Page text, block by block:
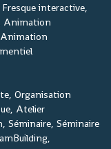
interactive,
Animation
Organisation
Atelier
Séminaire, Séminaire